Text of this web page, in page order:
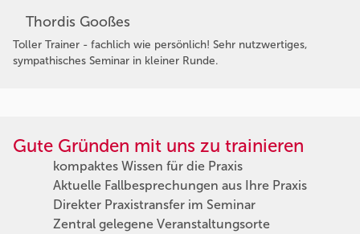
Thordis Gooßes
Toller Trainer - fachlich wie persönlich! Sehr nutzwertiges,
sympathisches Seminar in kleiner Runde.
Gute Gründen mit uns zu trainieren
kompaktes Wissen für die Praxis
Aktuelle Fallbesprechungen aus Ihre Praxis
Direkter Praxistransfer im Seminar
Zentral gelegene Veranstaltungsorte